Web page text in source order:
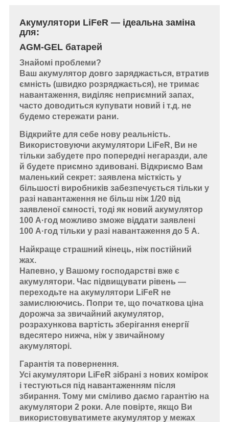
Акумулятори LiFeR — ідеальна заміна
для:
AGM-GEL батарей
Знайомі проблеми?
Ваш акумулятор довго заряджається, втратив
ємність (швидко розряджається), не тримає
навантаження, виділяє неприємний запах,
часто доводиться купувати новий і т.д. не
будемо стережати рани.
Відкрийте для себе нову реальність.
Використовуючи акумулятори LiFeR, Ви не
тільки забудете про попередні негаразди, але
й будете приємно здивовані. Відкриємо Вам
маленький секрет: заявлена місткість у
більшості виробників забезпечується тільки у
разі навантаження не більш ніж 1/20 від
заявленої ємності, тоді як новий акумулятор
100 А·год можливо зможе віддати заявлені
100 А·год тільки у разі навантаження до 5 А.
Найкраще страшний кінець, ніж постійний
жах.
Напевно, у Вашому господарстві вже є
акумулятори. Час підвищувати рівень —
переходьте на акумулятори LiFeR не
замислюючись. Попри те, що початкова ціна
дорожча за звичайний акумулятор,
розрахункова вартість зберігання енергії
вдесятеро нижча, ніж у звичайному
акумуляторі.
Гарантія та повернення.
Усі акумулятори LiFeR зібрані з нових комірок
і тестуються під навантаженням після
збирання. Тому ми сміливо даємо гарантію на
акумулятори 2 роки. Але повірте, якщо Ви
використовуватимете акумулятор у межах